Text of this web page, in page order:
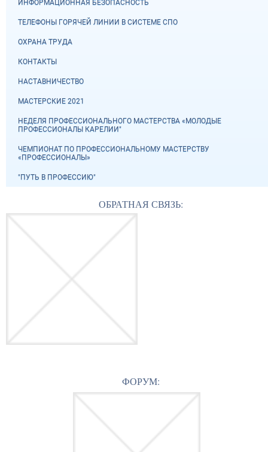
ИНФОРМАЦИОННАЯ БЕЗОПАСНОСТЬ
ТЕЛЕФОНЫ ГОРЯЧЕЙ ЛИНИИ В СИСТЕМЕ СПО
ОХРАНА ТРУДА
КОНТАКТЫ
НАСТАВНИЧЕСТВО
МАСТЕРСКИЕ 2021
НЕДЕЛЯ ПРОФЕССИОНАЛЬНОГО МАСТЕРСТВА «МОЛОДЫЕ
ПРОФЕССИОНАЛЫ КАРЕЛИИ"
ЧЕМПИОНАТ ПО ПРОФЕССИОНАЛЬНОМУ МАСТЕРСТВУ
«ПРОФЕССИОНАЛЫ»
"ПУТЬ В ПРОФЕССИЮ"
ОБРАТНАЯ СВЯЗЬ:
ФОРУМ: